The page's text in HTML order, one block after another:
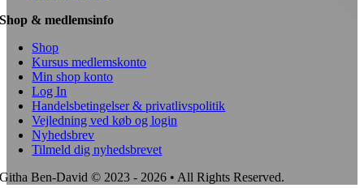
Shop & medlemsinfo
Shop
Kursus medlemskonto
Min shop konto
Log In
Handelsbetingelser & privatlivspolitik
Vejledning ved køb og login
Nyhedsbrev
Tilmeld dig nyhedsbrevet
Githa Ben-David © 2023 - 2026 • All Rights Reserved.